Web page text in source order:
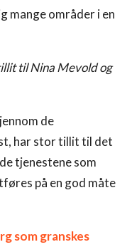
mange områder i en
til Nina Mevold og
de
har stor tillit til det
tjenestene som
på en god måte
som granskes